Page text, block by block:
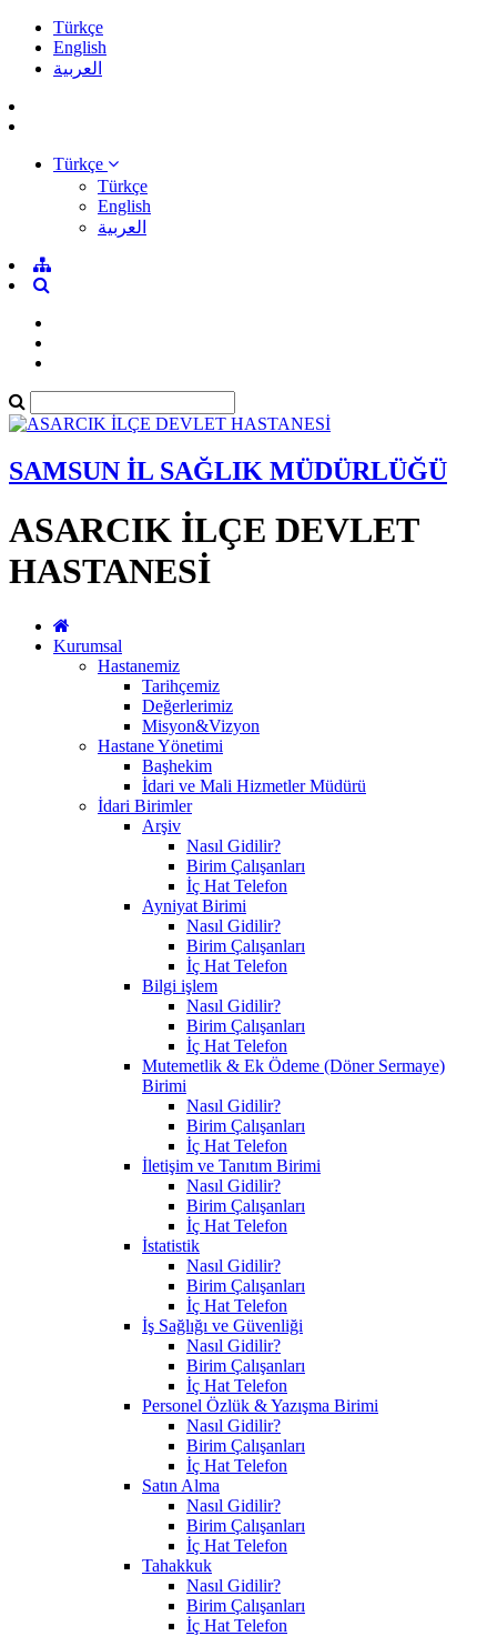
Türkçe
English
العربية
Türkçe
Türkçe
English
العربية
SAMSUN İL SAĞLIK MÜDÜRLÜĞÜ
ASARCIK İLÇE DEVLET
HASTANESİ
Kurumsal
Hastanemiz
Tarihçemiz
Değerlerimiz
Misyon&Vizyon
Hastane Yönetimi
Başhekim
İdari ve Mali Hizmetler Müdürü
İdari Birimler
Arşiv
Nasıl Gidilir?
Birim Çalışanları
İç Hat Telefon
Ayniyat Birimi
Nasıl Gidilir?
Birim Çalışanları
İç Hat Telefon
Bilgi işlem
Nasıl Gidilir?
Birim Çalışanları
İç Hat Telefon
Mutemetlik & Ek Ödeme (Döner Sermaye)
Birimi
Nasıl Gidilir?
Birim Çalışanları
İç Hat Telefon
İletişim ve Tanıtım Birimi
Nasıl Gidilir?
Birim Çalışanları
İç Hat Telefon
İstatistik
Nasıl Gidilir?
Birim Çalışanları
İç Hat Telefon
İş Sağlığı ve Güvenliği
Nasıl Gidilir?
Birim Çalışanları
İç Hat Telefon
Personel Özlük & Yazışma Birimi
Nasıl Gidilir?
Birim Çalışanları
İç Hat Telefon
Satın Alma
Nasıl Gidilir?
Birim Çalışanları
İç Hat Telefon
Tahakkuk
Nasıl Gidilir?
Birim Çalışanları
İç Hat Telefon